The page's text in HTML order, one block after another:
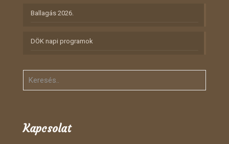
Ballagás 2026.
DÖK napi programok
Kapcsolat